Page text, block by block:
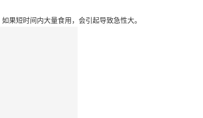
果短时间内大量食用，会引起导致急性大。